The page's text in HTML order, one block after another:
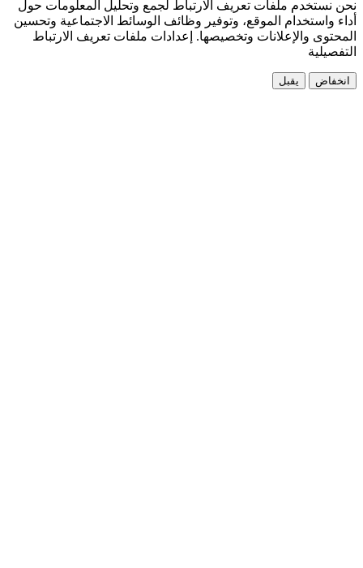
الارتباط لجمع وتحليل المعلومات حول
وظائف الوسائط الاجتماعية وتحسين
إعدادات ملفات تعريف الارتباط